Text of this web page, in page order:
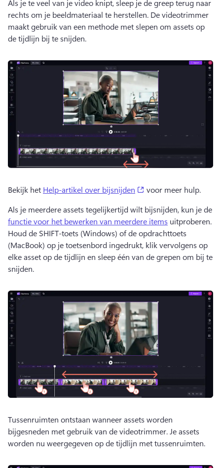
Als je te veel van je video knipt, sleep je de greep terug naar
rechts om je beeldmateriaal te herstellen. De videotrimmer
maakt gebruik van een methode met slepen om assets op
de tijdlijn bij te snijden.
Bekijk het Help-artikel over bijsnijden (opens in a new tab)
voor meer hulp.
functie voor het bewerken van meerdere items
Houd de SHIFT-toets (Windows) of de opdrachttoets
(MacBook) op je toetsenbord ingedrukt, klik vervolgens op
elke asset op de tijdlijn en sleep één van de grepen om bij te
snijden.
Tussenruimten ontstaan wanneer assets worden
bijgesneden met gebruik van de videotrimmer. Je assets
worden nu weergegeven op de tijdlijn met tussenruimten.